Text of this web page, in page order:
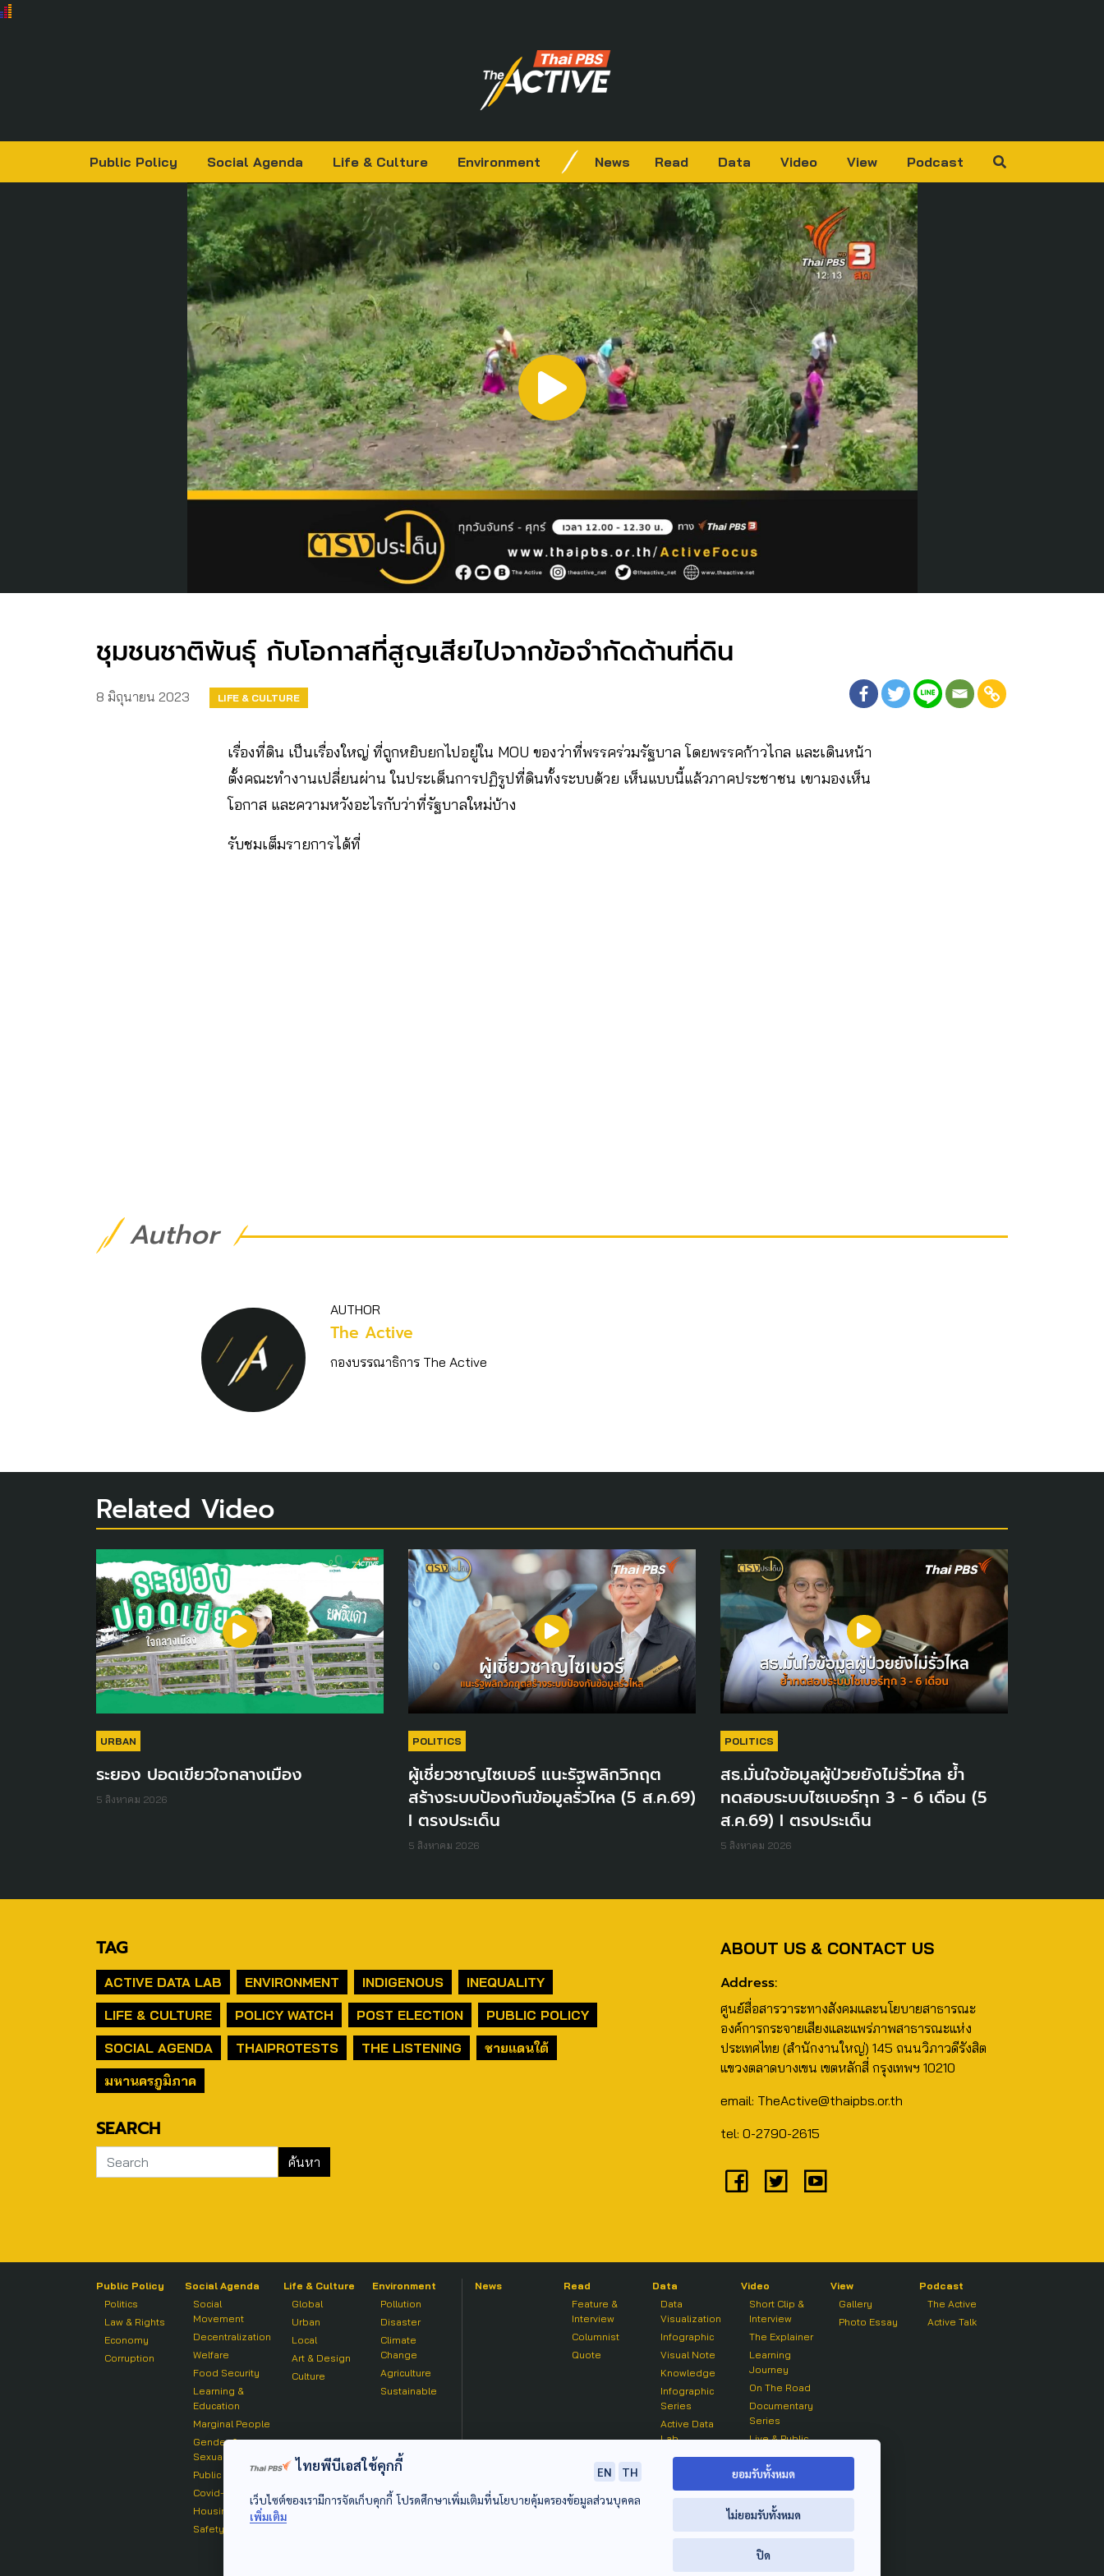
Public Policy Social Agenda Life & Culture Environment News Read Data Video View Podcast
ชุมชนชาติพันธุ์ กับโอกาสที่สูญเสียไปจากข้อจำกัดด้านที่ดิน
8 มิถุนายน 2023 LIFE & CULTURE
เรื่องที่ดิน เป็นเรื่องใหญ่ ที่ถูกหยิบยกไปอยู่ใน MOU ของว่าที่พรรคร่วมรัฐบาล โดยพรรคก้าวไกล และเดินหน้า
ตั้งคณะทำงานเปลี่ยนผ่าน ในประเด็นการปฏิรูปที่ดินทั้งระบบด้วย เห็นแบบนี้แล้วภาคประชาชน เขามองเห็น
โอกาส และความหวังอะไรกับว่าที่รัฐบาลใหม่บ้าง
รับชมเต็มรายการได้ที่
Author
AUTHOR
The Active
กองบรรณาธิการ The Active
Related Video
URBAN
ระยอง ปอดเขียวใจกลางเมือง
5 สิงหาคม 2026
POLITICS
ผู้เชี่ยวชาญไซเบอร์ แนะรัฐพลิกวิกฤต
สร้างระบบป้องกันข้อมูลรั่วไหล (5 ส.ค.69)
I ตรงประเด็น
5 สิงหาคม 2026
POLITICS
สธ.มั่นใจข้อมูลผู้ป่วยยังไม่รั่วไหล ย้ำ
ทดสอบระบบไซเบอร์ทุก 3 - 6 เดือน (5
ส.ค.69) I ตรงประเด็น
5 สิงหาคม 2026
TAG
ACTIVE DATA LAB ENVIRONMENT INDIGENOUS
INEQUALITY
LIFE & CULTURE
POLICY WATCH POST ELECTION
PUBLIC POLICY
SOCIAL AGENDA
THAIPROTESTS THE LISTENING
ชายแดนใต้
มหานครภูมิภาค
SEARCH
ABOUT US & CONTACT US
Address:
ศูนย์สื่อสารวาระทางสังคมและนโยบายสาธารณะ
องค์การกระจายเสียงและแพร่ภาพสาธารณะแห่ง
ประเทศไทย (สำนักงานใหญ่) 145 ถนนวิภาวดีรังสิต
แขวงตลาดบางเขน เขตหลักสี่ กรุงเทพฯ 10210
email: TheActive@thaipbs.or.th
tel: 0-2790-2615
Public Policy
Politics
Law & Rights
Economy
Corruption
Social Agenda
Social
Movement
Decentralization
Welfare
Food Security
Learning &
Education
Marginal People
Gender &
Sexuality
Public Health
Covid-19
Housing
Safety
Life & Culture
Global
Urban
Local
Art & Design
Culture
Environment
Pollution
Disaster
Climate
Change
Agriculture
Sustainable
News
Read
Feature &
Interview
Columnist
Quote
Data
Data
Visualization
Infographic
Visual Note
Knowledge
Infographic
Series
Active Data
Lab
Video
Short Clip &
Interview
The Explainer
Learning
Journey
On The Road
Documentary
Series
Live & Public
On air Clip
View
Gallery
Photo Essay
Podcast
The Active
Active Talk
ไทยพีบีเอสใช้คุกกี้ EN
TH
เว็บไซต์ของเรามีการจัดเก็บคุกกี้ โปรดศึกษาเพิ่มเติมที่นโยบายคุ้มครองข้อมูลส่วนบุคคล
เพิ่มเติม
ยอมรับทั้งหมด
ไม่ยอมรับทั้งหมด
ปิด